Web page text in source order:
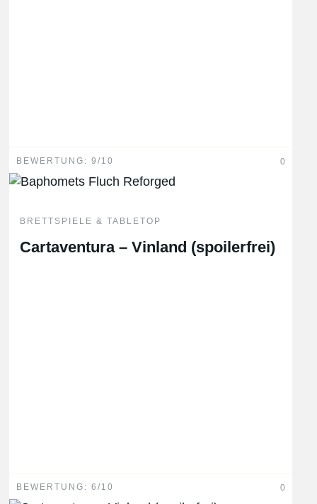
BEWERTUNG: 9/10 0
BRETTSPIELE & TABLETOP
Cartaventura – Vinland (spoilerfrei)
BEWERTUNG: 6/10 0